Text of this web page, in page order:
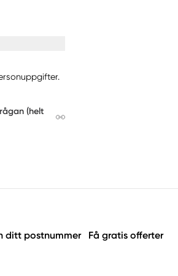
(helt
ditt postnummer Få gratis offerter